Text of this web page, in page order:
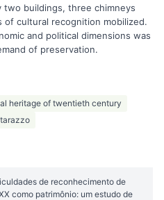
buildings, three chimneys
cultural recognition mobilized.
and political dimensions was
of preservation.
heritage of twentieth century
de reconhecimento de
como patrimônio: um estudo de